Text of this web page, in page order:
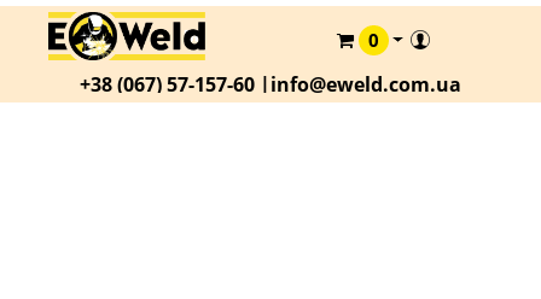
КАТАЛОГ
О
0
+38 (067) 57-157-60 |info@eweld.com.ua